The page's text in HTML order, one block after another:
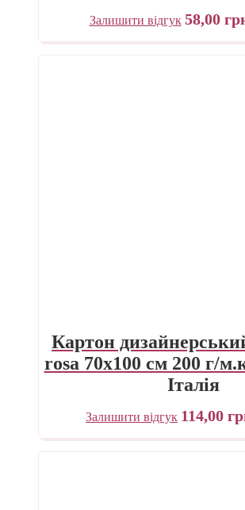
Залишити відгук 58,00
Картон
rosa 70х100 см 200 г/
Італія
Залишити відгук 114,00